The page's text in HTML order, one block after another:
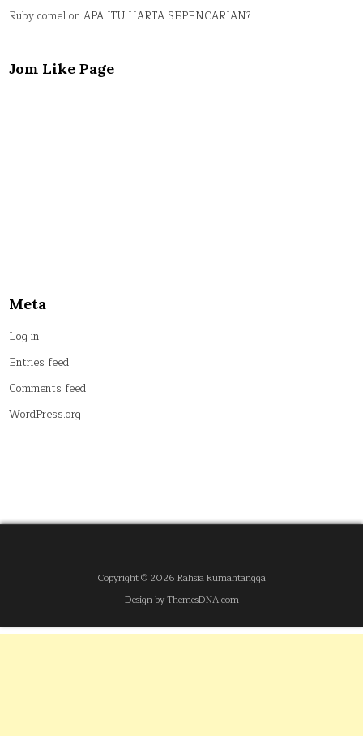
Ruby comelonAPA ITU HARTA SEPENCARIAN?
Jom Like Page
Meta
Log in
Entries feed
Comments feed
WordPress.org
Copyright © 2026 Rahsia Rumahtangga
Design by ThemesDNA.com